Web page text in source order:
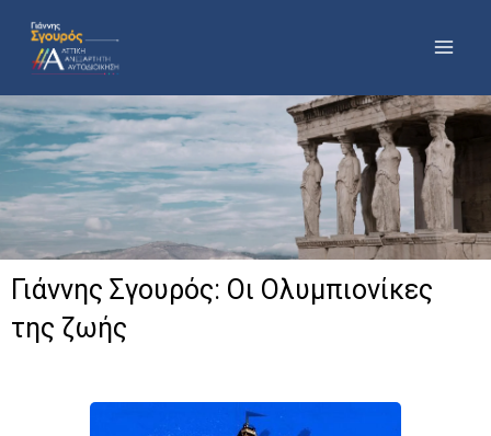
στο
περιεχόμενο
Γιάννης Σγουρός: Οι Ολυμπιονίκες
της ζωής